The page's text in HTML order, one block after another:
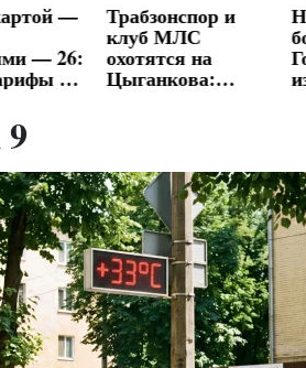
—
— 26:
в
грн
Трабзонспор и
клуб МЛС
охотятся на
Цыганкова:
Жирона не